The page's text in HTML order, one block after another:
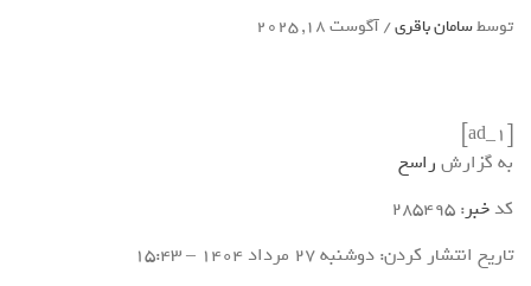
توسطسامان باقری/آگوست 18, 2025
[ad_1]
به گزارش راسخ
کدخبر: 285495
تاریخ انتشار کردن: دوشنبه 27 مرداد 1404 – 15:43